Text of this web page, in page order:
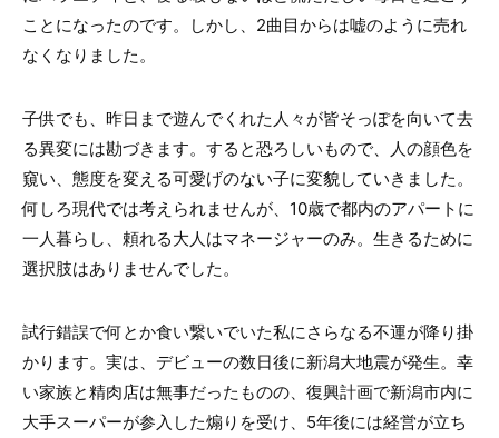
ことになったのです。しかし、2曲目からは嘘のように売れ
なくなりました。
子供でも、昨日まで遊んでくれた人々が皆そっぽを向いて去
る異変には勘づきます。すると恐ろしいもので、人の顔色を
窺い、態度を変える可愛げのない子に変貌していきました。
何しろ現代では考えられませんが、10歳で都内のアパートに
一人暮らし、頼れる大人はマネージャーのみ。生きるために
選択肢はありませんでした。
試行錯誤で何とか食い繋いでいた私にさらなる不運が降り掛
かります。実は、デビューの数日後に新潟大地震が発生。幸
い家族と精肉店は無事だったものの、復興計画で新潟市内に
大手スーパーが参入した煽りを受け、5年後には経営が立ち